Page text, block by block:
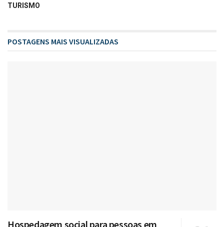
TURISMO
POSTAGENS MAIS VISUALIZADAS
Hospedagem social para pessoas em